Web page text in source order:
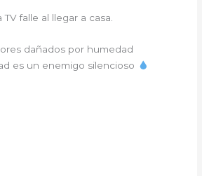
falle al llegar a casa.
dañados por humedad
es un enemigo silencioso